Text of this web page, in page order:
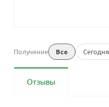
Получение Все Сегодня
Отзывы